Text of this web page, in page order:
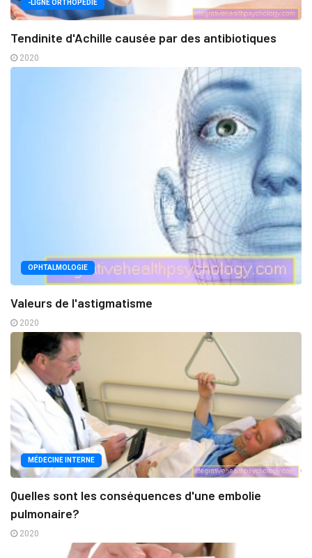
-LIGNE ORTHOPÉDIE
Tendinite d'Achille causée par des antibiotiques
2020
OPHTALMOLOGIE
Valeurs de l'astigmatisme
2020
MÉDECINE INTERNE
Quelles sont les conséquences d'une embolie
pulmonaire?
2020